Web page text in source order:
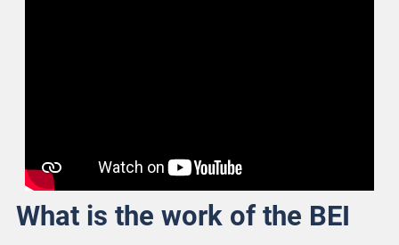
What is the work of the BEI